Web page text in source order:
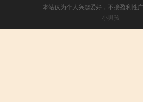
本站仅为个人兴趣爱好，不接盈利性
小男孩